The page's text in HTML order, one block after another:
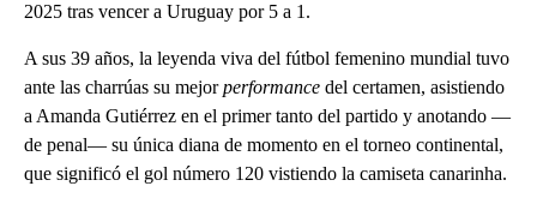
2025 tras vencer a Uruguay por 5 a 1.
A sus 39 años, la leyenda viva del fútbol femenino mundial tuvo
ante las charrúas su mejorperformance del certamen, asistiendo
a Amanda Gutiérrez en el primer tanto del partido y anotando —
de penal— su única diana de momento en el torneo continental,
que significó el gol número 120 vistiendo la camiseta canarinha.